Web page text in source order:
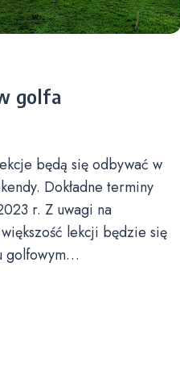
golfa
będą się odbywać w
Dokładne terminy
r. Z uwagi na
lekcji będzie się
golfowym…